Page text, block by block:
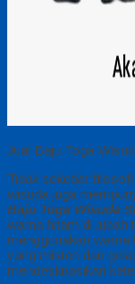
Jual Baju Toga
Tidak sekedar
wisuda juga
Baju Toga Wisuda
warna hitam di jubah
menggunakan warna
yang misteri dan
mendeskripsikan